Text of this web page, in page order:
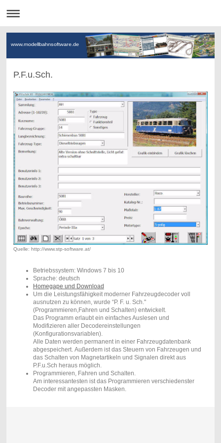
www.modellbahnsoftware.de
P.F.u.Sch.
Quelle: http://www.stp-software.at/
Betriebssystem: Windows 7 bis 10
Sprache: deutsch
Homegape und Download
Um die Leistungsfähigkeit moderner Fahrzeugdecoder voll
ausnutzen zu können, wurde “P. F. u. Sch."
(Programmieren,Fahren und Schalten) entwickelt.
Das Programm erlaubt ein einfaches Auslesen und
Modifizieren aller Decodereinstellungen
(Konfigurationsvariablen).
Alle Daten werden permanent in einer Fahrzeugdatenbank
abgespeichert. Außerdem ist das Steuern von Fahrzeugen und
das Schalten von Magnetartikeln und Signalen direkt aus
P.F.u.Sch heraus möglich.
Programmieren, Fahren und Schalten.
Am interessantesten ist das Programmieren verschiedenster
Decoder mit angepassten Masken.